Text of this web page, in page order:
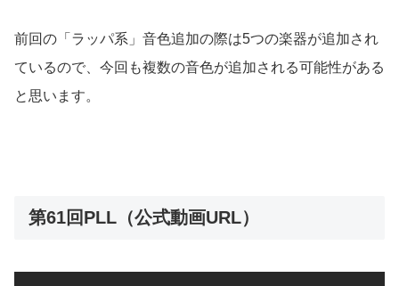
前回の「ラッパ系」音色追加の際は5つの楽器が追加され
ているので、今回も複数の音色が追加される可能性がある
と思います。
第61回PLL（公式動画URL）